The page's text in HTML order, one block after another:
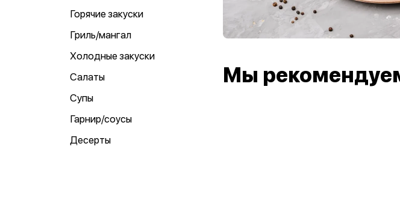
Горячие закуски
Гриль/мангал
Холодные закуски
Салаты
Супы
Гарнир/соусы
Десерты
Мы